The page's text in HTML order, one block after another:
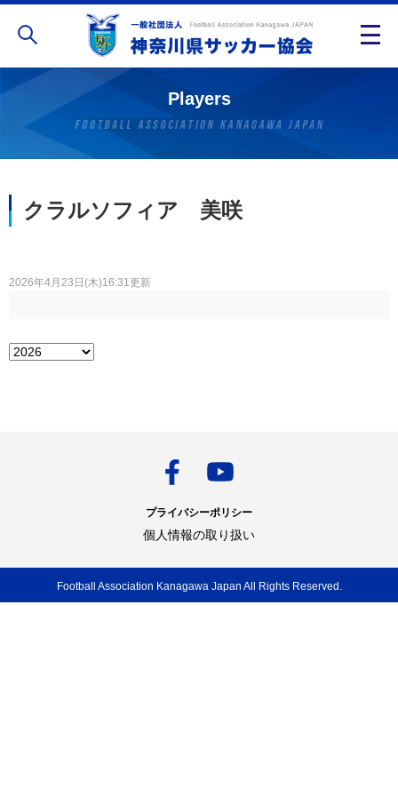
Players
クラルソフィア 美咲
2026年4月23日(木)16:31更新
プライバシーポリシー
個人情報の取り扱い
Football Association Kanagawa Japan All Rights Reserved.